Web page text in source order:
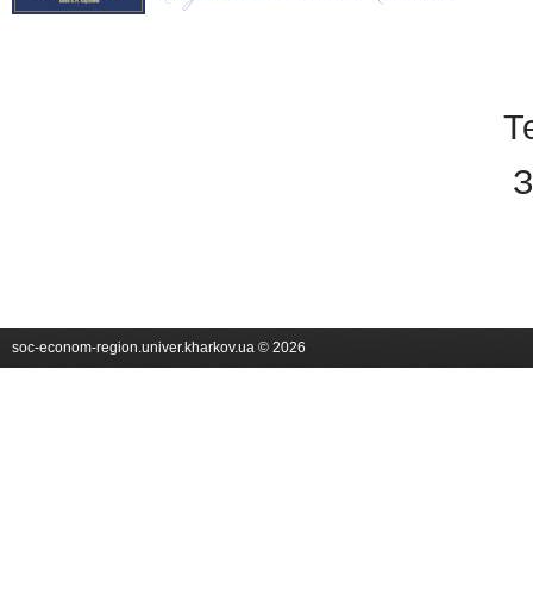
soc-econom-region.univer.kharkov.ua © 2026